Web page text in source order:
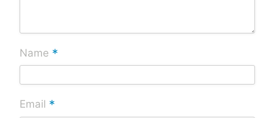
Name *
Email *